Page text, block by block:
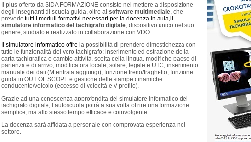
Il plus offerto da SIDA FORMAZIONE consiste nel mettere a disposizione
degli insegnanti di scuola guida, oltre al software multimediale , che
prevede tutti i moduli formativi necessari per la docenza in aula, il
simulatore informatico del tachigrafo digitale , dispositivo unico nel suo
genere, studiato e realizzato in collaborazione con VDO.
Il simulatore informatico offre la possibilità di prendere dimestichezza con
tutte le funzionalità del vero tachigrafo: inserimento ed estrazione della
carta tachigrafica e cambio attività, scelta della lingua, modifiche paese di
partenza e di arrivo, modifica ora locale, solare, legale e UTC, inserimento
manuale dei dati (M entrata aggiungi), funzione treno/traghetto, funzione
guida in OUT OF SCOPE e gestione delle stampe dinamiche
conducente/veicolo (eccesso di velocità e V-profilo).
Grazie ad una conoscenza approfondita del simulatore informatico del
tachigrafo digitale, l’autoscuola potrà a sua volta offrire una formazione
semplice, ma allo stesso tempo efficace e coinvolgente.
La docenza sarà affidata a personale con comprovata esperienza nel
settore.